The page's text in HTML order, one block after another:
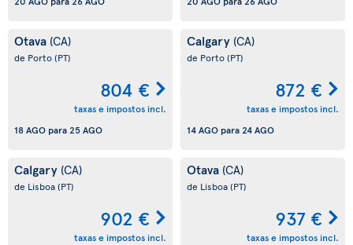
Otava (CA)
de Porto(PT)
804 €
taxas e impostos incl.
18 AGO para25 AGO
Calgary (CA)
de Porto(PT)
872 €
taxas e impostos incl.
14 AGO para24 AGO
Calgary (CA)
de Lisboa(PT)
902 €
taxas e impostos incl.
Otava (CA)
de Lisboa(PT)
937 €
taxas e impostos incl.